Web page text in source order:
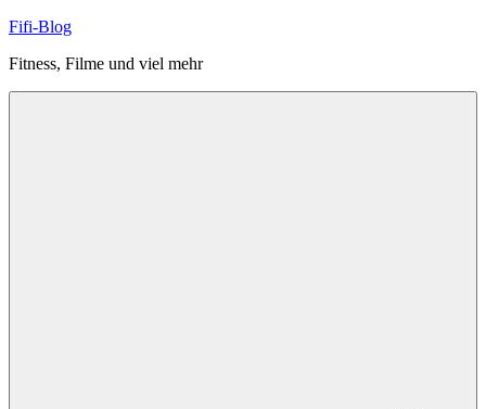
Zum
springen
Fifi-Blog
Fitness, Filme und viel mehr